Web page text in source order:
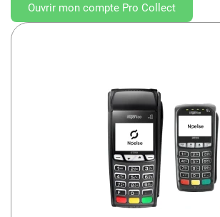
Ouvrir mon compte Pro Collect